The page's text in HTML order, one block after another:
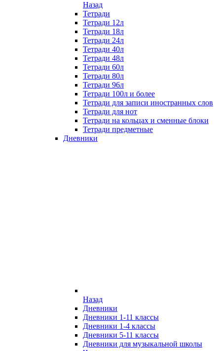
Назад
Тетради
Тетради 12л
Тетради 18л
Тетради 24л
Тетради 40л
Тетради 48л
Тетради 60л
Тетради 80л
Тетради 96л
Тетради 100л и более
Тетради для записи иностранных слов
Тетради для нот
Тетради на кольцах и сменные блоки
Тетради предметные
Дневники
Назад
Дневники
Дневники 1-11 классы
Дневники 1-4 классы
Дневники 5-11 классы
Дневники для музыкальной школы